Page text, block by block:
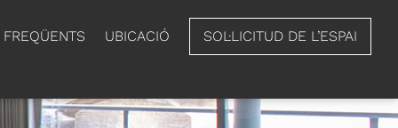
UBICACIÓ SOL·LICITUD DE L’ESPAI